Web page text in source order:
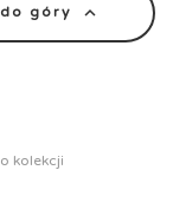
góry 
kolekcji